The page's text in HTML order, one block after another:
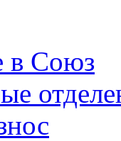
в Союз